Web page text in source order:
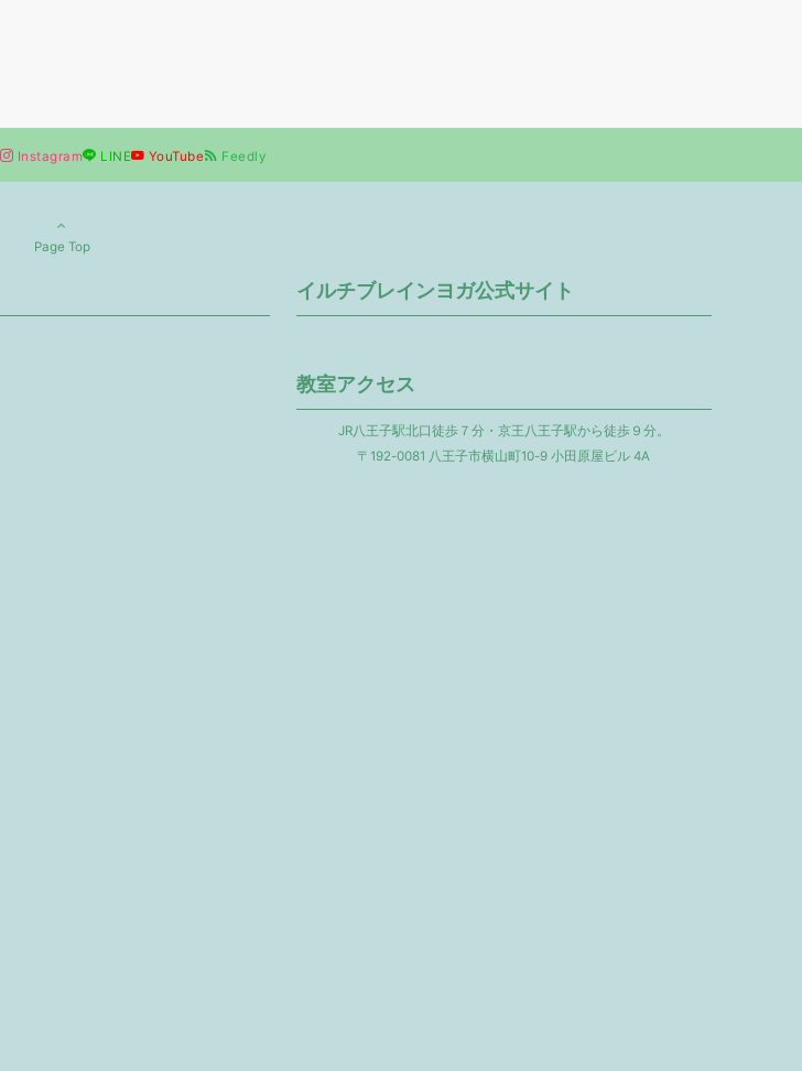
Instagram LINE YouTube Feedly
Page Top
イルチブレインヨガ公式サイト
教室アクセス
JR八王子駅北口徒歩７分・京王八王子駅から徒歩９分。
〒192-0081 八王子市横山町10-9 小田原屋ビル 4A